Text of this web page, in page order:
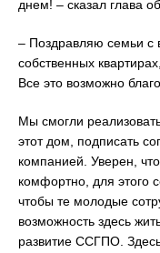
днем! – сказал глава
– Поздравляю семьи с
собственных
Все это возможно
Мы смогли
этот дом, подписать
компанией. Уверен,
комфортно, для этого
чтобы те молодые
возможность здесь
развитие ССГПО.